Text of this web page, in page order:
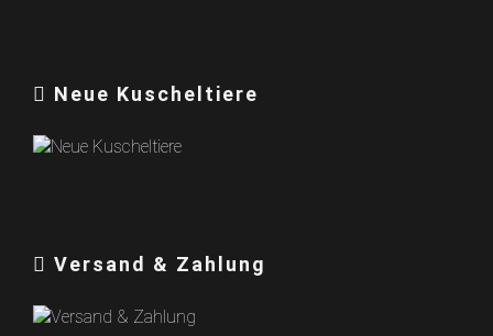
Neue Kuscheltiere
Versand & Zahlung